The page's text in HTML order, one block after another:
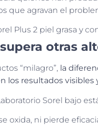
que agravan el
otras
“milagro”, la
los resultados visibles
Sorel bajo
oxida, ni pierde